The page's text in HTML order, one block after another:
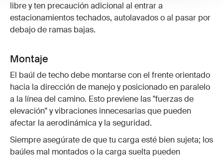
libre y ten precaución adicional al entrar a
estacionamientos techados, autolavados o al pasar por
debajo de ramas bajas.
Montaje
El baúl de techo debe montarse con el frente orientado
hacia la dirección de manejo y posicionado en paralelo
a la línea del camino. Esto previene las "fuerzas de
elevación" y vibraciones innecesarias que pueden
afectar la aerodinámica y la seguridad.
Siempre asegúrate de que tu carga esté bien sujeta; los
baúles mal montados o la carga suelta pueden